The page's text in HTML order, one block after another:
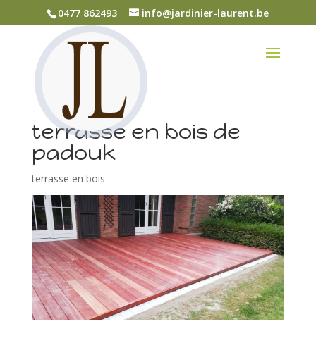
0477 862493 info@jardinier-laurent.be
terrasse en bois de
padouk
terrasse en bois